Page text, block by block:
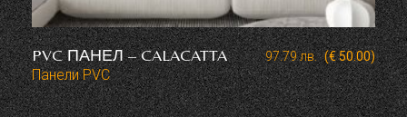
PVC ПАНЕЛ – CALACATTA 97.79лв. (€ 50.00)
Панели PVC